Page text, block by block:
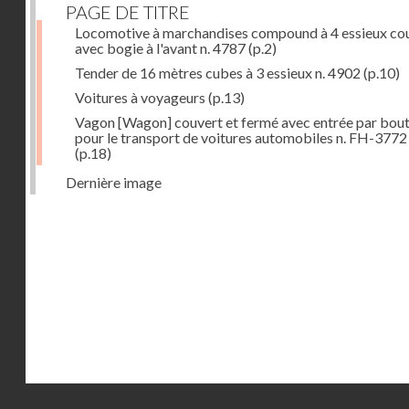
PAGE DE TITRE
Locomotive à marchandises compound à 4 essieux
avec bogie à l'avant n. 4787(p.2)
Tender de 16 mètres cubes à 3 essieux n. 4902 (p.10)
Voitures à voyageurs (p.13)
Vagon [Wagon] couvert et fermé avec entrée par
pour le transport de voitures automobiles n. FH-3772
(p.18)
Dernière image